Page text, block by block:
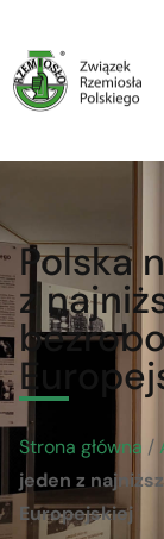
Polska
z
Strona główna /
jeden z
Europejskiej